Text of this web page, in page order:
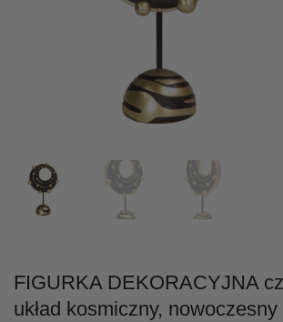
FIGURKA DEKORACYJNA
układ kosmiczny, nowoczesny